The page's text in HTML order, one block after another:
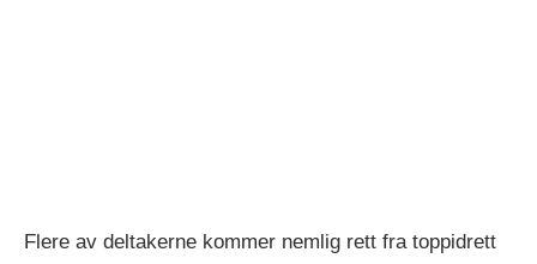
Flere av deltakerne kommer nemlig rett fra toppidrett